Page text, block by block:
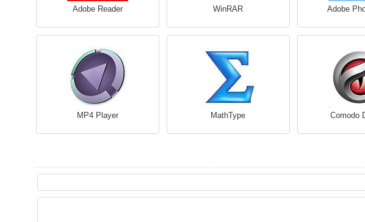
Adobe
WinRAR
Adobe Reader
Comodo
MathType
MP4 Player